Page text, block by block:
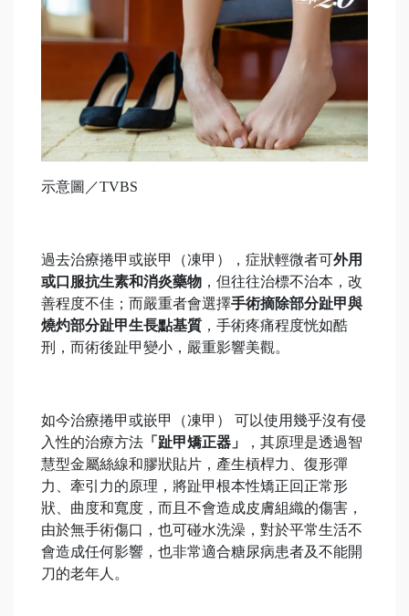
示意圖／TVBS
過去治療捲甲或嵌甲（凍甲），症狀輕微者可外用
或口服抗生素和消炎藥物 ，但往往治標不治本，改
善程度不佳；而嚴重者會選擇手術摘除部分趾甲與
燒灼部分趾甲生長點基質 ，手術疼痛程度恍如酷
刑，而術後趾甲變小，嚴重影響美觀。
如今治療捲甲或嵌甲（凍甲） 可以使用幾乎沒有侵
入性的治療方法 「趾甲矯正器」
，其原理是透過智
慧型金屬絲線和膠狀貼片，產生槓桿力、復形彈
力、牽引力的原理，將趾甲根本性矯正回正常形
狀、曲度和寬度，而且不會造成皮膚組織的傷害，
由於無手術傷口，也可碰水洗澡，對於平常生活不
會造成任何影響，也非常適合糖尿病患者及不能開
刀的老年人。